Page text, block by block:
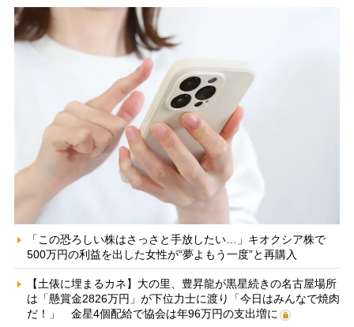
「この恐ろしい株はさっさと手放したい…」キオクシア株で
500万円の利益を出した女性が“夢よもう一度”と再購入
【土俵に埋まるカネ】大の里、豊昇龍が黒星続きの名古屋場所
は「懸賞金2826万円」が下位力士に渡り「今日はみんなで焼肉
だ！」 金星4個配給で協会は年96万円の支出増に